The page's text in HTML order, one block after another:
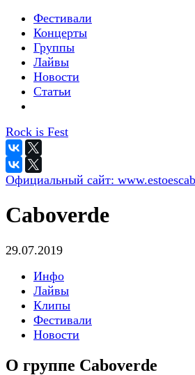
Фестивали
Концерты
Группы
Лайвы
Новости
Статьи
Rock is Fest
Официальный сайт:
Caboverde
29.07.2019
Инфо
Лайвы
Клипы
Фестивали
Новости
О группе Caboverde